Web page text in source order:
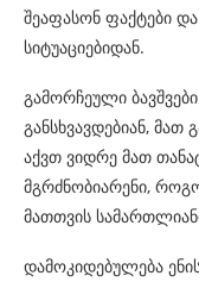
შეაფასონ ფაქტები
სიტუაციებიდან.
გამორჩეული
განსხვავდებიან,
აქვთ ვიდრე მათ
მგრძნობიარენი,
მათთვის
დამოკიდებულება